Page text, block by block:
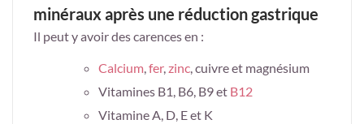
minéraux après une réduction gastrique
Il peut y avoir des carences en :
Calcium,fer,zinc, cuivreet magnésium
Vitamines B1, B6, B9 et B12
Vitamine A, D, E et K